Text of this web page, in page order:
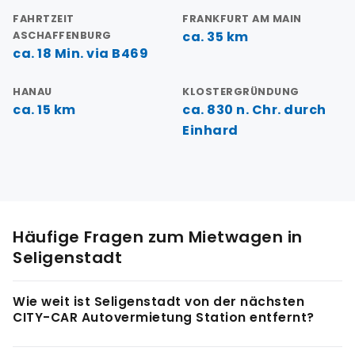
FAHRTZEIT
ASCHAFFENBURG
ca. 18 Min. via B469
FRANKFURT AM MAIN
ca. 35 km
HANAU
ca. 15 km
KLOSTERGRÜNDUNG
ca. 830 n. Chr. durch
Einhard
Häufige Fragen zum Mietwagen in
Seligenstadt
Wie weit ist Seligenstadt von der nächsten
CITY-CAR Autovermietung Station entfernt?